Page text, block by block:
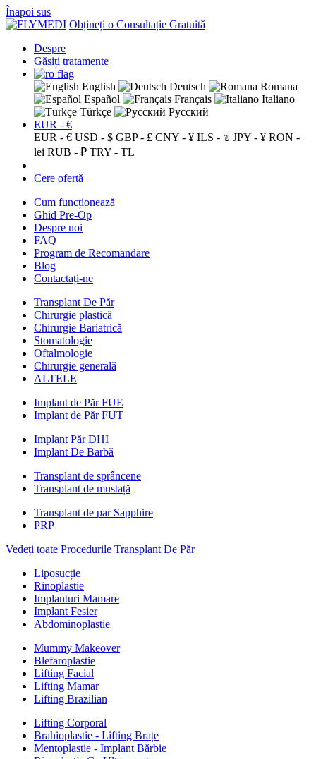
Înapoi sus
Obțineți o Consultație Gratuită
Despre
Găsiți tratamente
English Deutsch
Romana
Español
Français
Italiano
Türkçe
Русский
EUR - €
EUR - € USD - $ GBP - £ CNY - ¥ ILS - ₪ JPY - ¥ RON -
lei RUB - ₽ TRY - TL
Cere ofertă
Cum funcționează
Ghid Pre-Op
Despre noi
FAQ
Program de Recomandare
Blog
Contactați-ne
Transplant De Păr
Chirurgie plastică
Chirurgie Bariatrică
Stomatologie
Oftalmologie
Chirurgie generală
ALTELE
Implant de Păr FUE
Implant de Păr FUT
Implant Păr DHI
Implant De Barbă
Transplant de sprâncene
Transplant de mustață
Transplant de par Sapphire
PRP
Vedeți toate Procedurile Transplant De Păr
Liposucție
Rinoplastie
Implanturi Mamare
Implant Fesier
Abdominoplastie
Mummy Makeover
Blefaroplastie
Lifting Facial
Lifting Mamar
Lifting Brazilian
Lifting Corporal
Brahioplastie - Lifting Brațe
Mentoplastie - Implant Bărbie